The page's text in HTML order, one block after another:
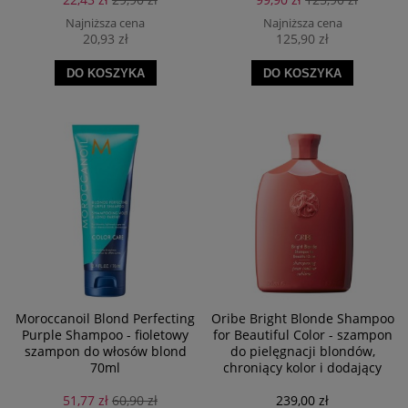
zapobiegać wysuszeniu i łamliwości włosów blond.
Najniższa cena
20,93 zł
DO KOSZYKA
Najniższa cena
125,90 zł
DO KOSZYKA
Moroccanoil Blond Perfecting
Purple Shampoo - fioletowy
szampon do włosów blond
70ml
51,77 zł 60,90 zł
Oribe Bright Blonde Shampoo
for Beautiful Color - szampon
do pielęgnacji blondów,
chroniący kolor i dodający
239,00 zł